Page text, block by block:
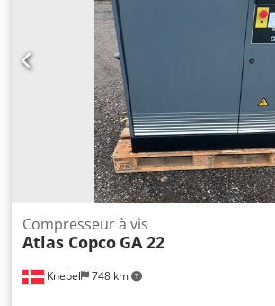
Knebel 748 km
Compresseur à vis
Atlas Copco GA 22